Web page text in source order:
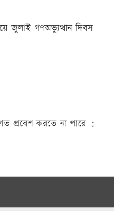
জুলাই গণঅভ্যুত্থান দিবস
প্রবেশ করতে না পারে :